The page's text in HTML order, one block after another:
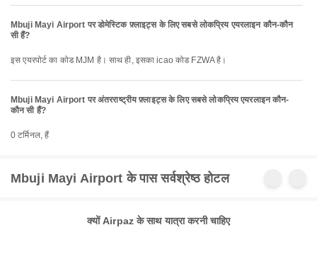
Mbuji Mayi Airport पर डोमेस्टिक फ़्लाइट्स के लिए सबसे लोकप्रिय एयरलाइन कौन-कौन
सी हैं?
इस एयरपोर्ट का कोड MJM है। साथ ही, इसका icao कोड FZWA है।
Mbuji Mayi Airport पर अंतरराष्ट्रीय फ़्लाइट्स के लिए सबसे लोकप्रिय एयरलाइन कौन-
कौन सी हैं?
0 टर्मिनल, हैं
Mbuji Mayi Airport के पास सर्वश्रेष्ठ होटल
क्यों Airpaz के साथ यात्रा करनी चाहिए